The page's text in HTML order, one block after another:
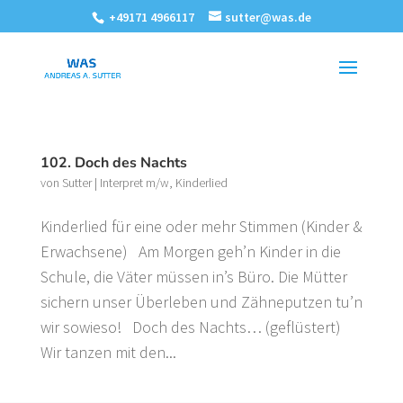
+49171 4966117 sutter@was.de
102. Doch des Nachts
von Sutter| Interpret m/w, Kinderlied
Kinderlied für eine oder mehr Stimmen (Kinder &
Erwachsene) Am Morgen geh’n Kinder in die
Schule, die Väter müssen in’s Büro. Die Mütter
sichern unser Überleben und Zähneputzen tu’n
wir sowieso! Doch des Nachts… (geflüstert)
Wir tanzen mit den...